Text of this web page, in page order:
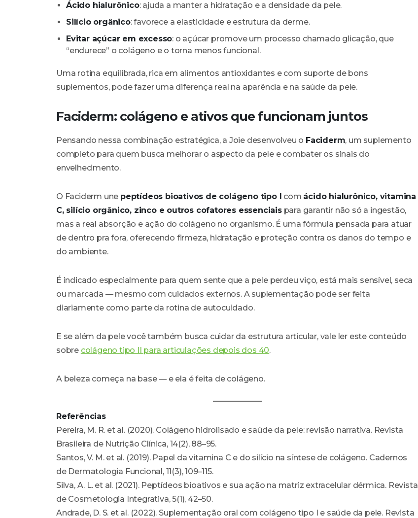
Ácido hialurônico: ajuda a manter a hidratação e a densidade da pele.
Silício orgânico: favorece a elasticidade e estrutura da derme.
Evitar açúcar em excesso: o açúcar promove um processo chamado glicação, que
“endurece” o colágeno e o torna menos funcional.
Uma rotina equilibrada, rica em alimentos antioxidantes e com suporte de bons
suplementos, pode fazer uma diferença real na aparência e na saúde da pele.
Faciderm: colágeno e ativos que funcionam juntos
Pensando nessa combinação estratégica, a Joie desenvolveu o Faciderm, um suplemento
completo para quem busca melhorar o aspecto da pele e combater os sinais do
envelhecimento.
O Faciderm une peptídeos bioativos de colágeno tipo I com ácido hialurônico, vitamina
C, silício orgânico, zinco e outros cofatores essenciaispara garantir não só a ingestão,
mas a real absorção e ação do colágeno no organismo. É uma fórmula pensada para atuar
de dentro pra fora, oferecendo firmeza, hidratação e proteção contra os danos do tempo e
do ambiente.
É indicado especialmente para quem sente que a pele perdeu viço, está mais sensível, seca
ou marcada — mesmo com cuidados externos. A suplementação pode ser feita
diariamente como parte da rotina de autocuidado.
E se além da pele você também busca cuidar da estrutura articular, vale ler este conteúdo
sobre colágeno tipo II para articulações depois dos 40.
A beleza começa na base — e ela é feita de colágeno.
Referências
Pereira, M. R. et al. (2020). Colágeno hidrolisado e saúde da pele: revisão narrativa. Revista
Brasileira de Nutrição Clínica, 14(2), 88–95.
Santos, V. M. et al. (2019). Papel da vitamina C e do silício na síntese de colágeno. Cadernos
de Dermatologia Funcional, 11(3), 109–115.
Silva, A. L. et al. (2021). Peptídeos bioativos e sua ação na matriz extracelular dérmica. Revista
de Cosmetologia Integrativa, 5(1), 42–50.
Andrade, D. S. et al. (2022). Suplementação oral com colágeno tipo I e saúde da pele. Revista